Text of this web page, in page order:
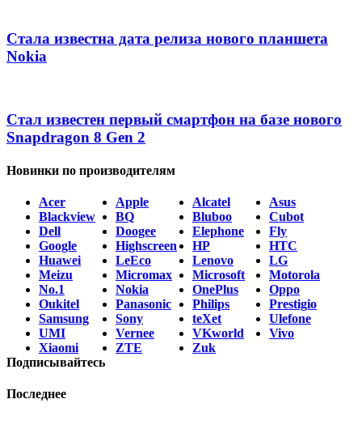
Стала известна дата релиза нового планшета
Nokia
Стал известен первый смартфон на базе нового
Snapdragon 8 Gen 2
Новинки по производителям
Acer Apple Alcatel
Asus
Blackview
BQ Bluboo
Cubot
Dell
Doogee Elephone
Fly
Google
Highscreen HP
HTC
Huawei
LeEco Lenovo
LG
Meizu
Micromax Microsoft
Motorola
No.1
Nokia OnePlus
Oppo
Oukitel
Panasonic Philips
Prestigio
Samsung
Sony teXet
Ulefone
UMI
Vernee VKworld
Vivo
Xiaomi
ZTE
Zuk
Подписывайтесь
Последнее